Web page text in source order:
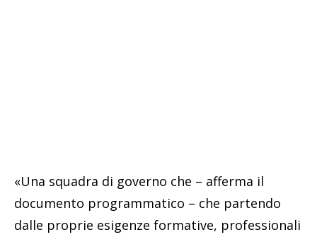
«Una squadra di governo che – afferma il
documento programmatico – che partendo
dalle proprie esigenze formative, professionali